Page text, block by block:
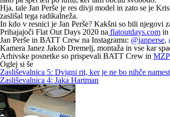
Hja, tale Jan Perše je res divji model in zato se je
zaslišal tega radikalneža.
In kdo v resnici je Jan Perše? Kakšni so bili njegovi
Prihajajoči Flat Out Days 2020 na flatoutdays.com in
Jan Perše in BATT Crew na Instagramu: @janperse,
Kamera Janez Jakob Dremelj, montaža in vse kar
Arhivske posnetke so prispevali BATT Crew in
Oglej si še
Zasliševalnica 5: Dvigni rit, ker je ne bo nihče
Zasliševalnica 4: Jaka Hartman